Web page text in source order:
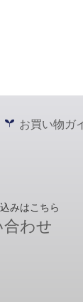
お買い物ガ
みはこちら
合わせ